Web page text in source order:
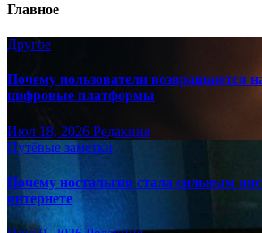
Главное
Другое
Почему пользователи возвращаются
цифровые платформы
Июл 18, 2026 Редакция
Путёвые заметки
Почему ностальгия стала сильным
интернете